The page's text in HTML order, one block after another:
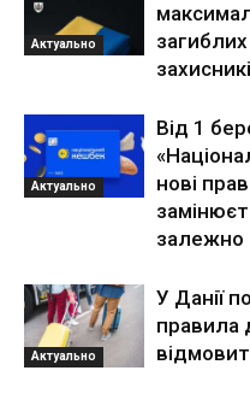
Актуально
загиблих
Актуально
Від 1
нові
залежно
Актуально
У Данії
правила